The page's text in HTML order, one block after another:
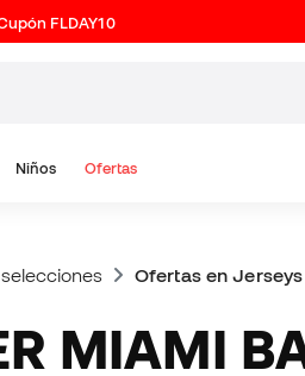
FLDAY10
Niños Ofertas
Ofertas en
MIAMI